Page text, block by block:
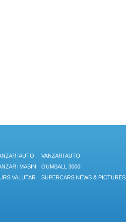
AUTO
MASINI
VALUTAR
VANZARI AUTO
GUMBALL 3000
SUPERCARS NEWS & PICTURES